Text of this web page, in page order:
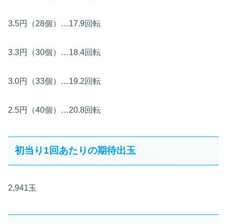
3.5円（28個）…17.9回転
3.3円（30個）…18.4回転
3.0円（33個）…19.2回転
2.5円（40個）…20.8回転
初当り1回あたりの期待出玉
2,941玉